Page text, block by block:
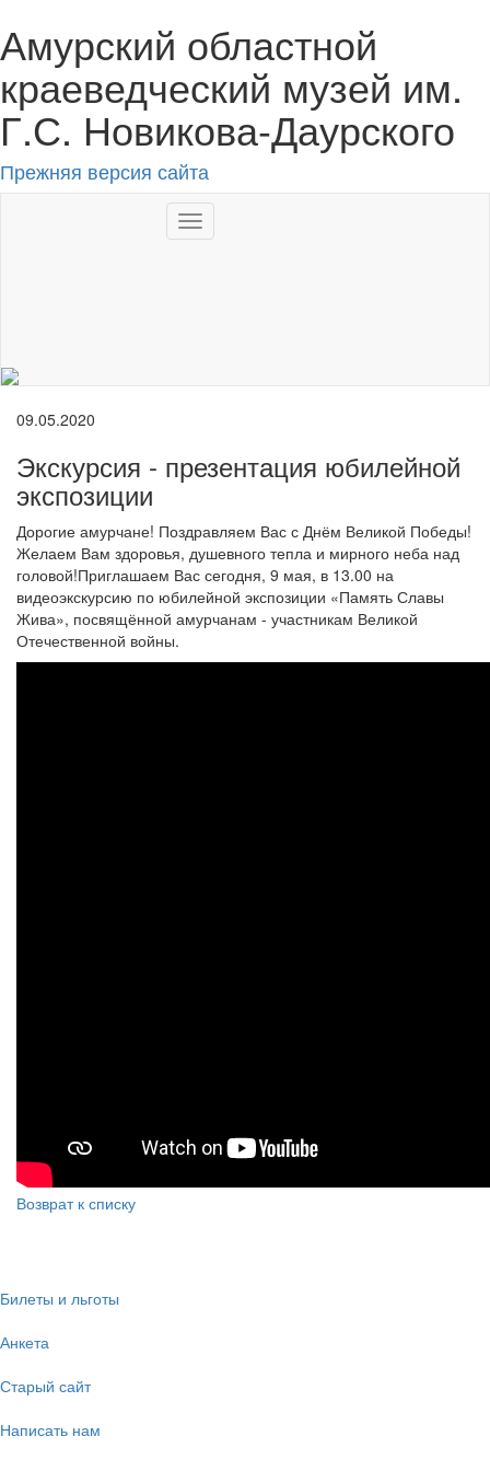
Амурский областной
краеведческий музей им.
Г.С. Новикова-Даурского
Прежняя версия сайта
Toggle
navigation
09.05.2020
Экскурсия - презентация юбилейной
экспозиции
Дорогие амурчане! Поздравляем Вас с Днём Великой Победы!
Желаем Вам здоровья, душевного тепла и мирного неба над
головой!Приглашаем Вас сегодня, 9 мая, в 13.00 на
видеоэкскурсию по юбилейной экспозиции «Память Славы
Жива», посвящённой амурчанам - участникам Великой
Отечественной войны.
Возврат к списку
Билеты и льготы
Анкета
Старый сайт
Написать нам